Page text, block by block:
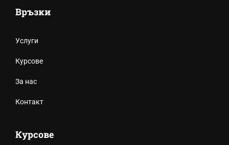
Връзки
Услуги
Курсове
За нас
Контакт
Курсове